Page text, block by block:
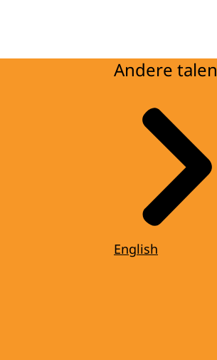
Andere talen
English